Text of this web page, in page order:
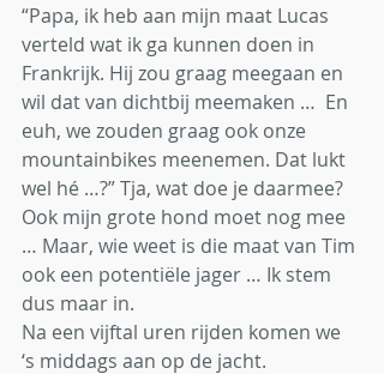
“Papa, ik heb aan mijn maat Lucas
verteld wat ik ga kunnen doen in
Frankrijk. Hij zou graag meegaan en
wil dat van dichtbij meemaken …  En
euh, we zouden graag ook onze
mountainbikes meenemen. Dat lukt
wel hé …?” Tja, wat doe je daarmee?
Ook mijn grote hond moet nog mee
… Maar, wie weet is die maat van Tim
ook een potentiële jager … Ik stem
dus maar in.
Na een vijftal uren rijden komen we
‘s middags aan op de jacht.